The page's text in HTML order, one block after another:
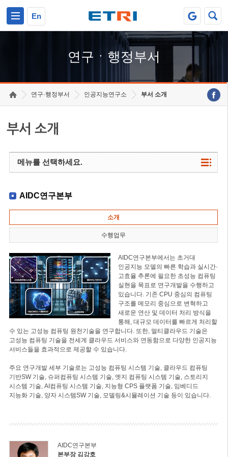
En
연구ㆍ행정부서
연구·행정부서 인공지능연구소 부서 소개
부서 소개
메뉴를 선택하세요.
AIDC연구본부
소개
수행업무
AIDC연구본부에서는 초거대
인공지능 모델의 빠른 학습과 실시간·
고효율 추론에 필요한 초성능 컴퓨팅
실현을 목표로 연구개발을 수행하고
있습니다. 기존 CPU 중심의 컴퓨팅
구조를 메모리 중심으로 변혁하고
새로운 연산 및 데이터 처리 방식을
통해, 대규모 데이터를 빠르게 처리할
수 있는 고성능 컴퓨팅 원천기술을 연구합니다. 또한, 멀티클라우드 기술은
고성능 컴퓨팅 기술을 전세계 클라우드 서비스와 연동함으로 다양한 인공지능
서비스들을 효과적으로 제공할 수 있습니다.
주요 연구개발 세부 기술로는 고성능 컴퓨팅 시스템 기술, 클라우드 컴퓨팅
기반SW 기술, 슈퍼컴퓨팅 시스템 기술, 엣지 컴퓨팅 시스템 기술, 스토리지
시스템 기술, AI컴퓨팅 시스템 기술, 지능형 CPS 플랫폼 기술, 임베디드
지능화 기술, 양자 시스템SW 기술, 모델링&시뮬레이션 기술 등이 있습니다.
AIDC연구본부
본부장 김강호